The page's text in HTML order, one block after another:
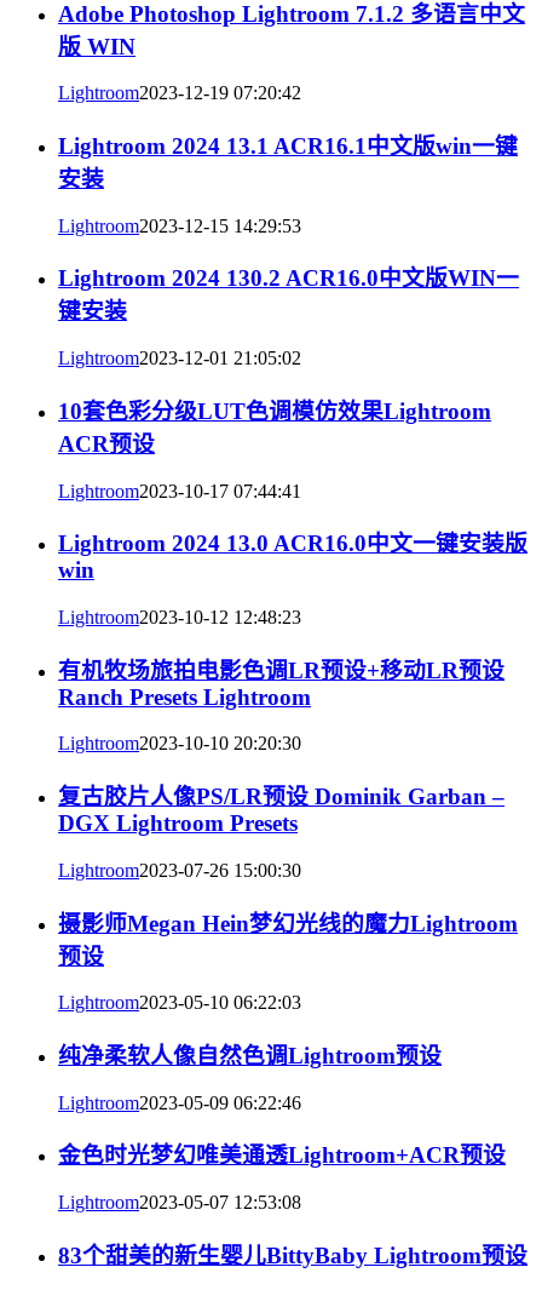
Adobe Photoshop Lightroom 7.1.2 多语言中文
版 WIN
Lightroom2023-12-19 07:20:42
Lightroom 2024 13.1 ACR16.1中文版win一键
安装
Lightroom2023-12-15 14:29:53
Lightroom 2024 130.2 ACR16.0中文版WIN一
键安装
Lightroom2023-12-01 21:05:02
10套色彩分级LUT色调模仿效果Lightroom
ACR预设
Lightroom2023-10-17 07:44:41
Lightroom 2024 13.0 ACR16.0中文一键安装版
win
Lightroom2023-10-12 12:48:23
有机牧场旅拍电影色调LR预设+移动LR预设
Ranch Presets Lightroom
Lightroom2023-10-10 20:20:30
复古胶片人像PS/LR预设 Dominik Garban –
DGX Lightroom Presets
Lightroom2023-07-26 15:00:30
摄影师Megan Hein梦幻光线的魔力Lightroom
预设
Lightroom2023-05-10 06:22:03
纯净柔软人像自然色调Lightroom预设
Lightroom2023-05-09 06:22:46
金色时光梦幻唯美通透Lightroom+ACR预设
Lightroom2023-05-07 12:53:08
83个甜美的新生婴儿BittyBaby Lightroom预设